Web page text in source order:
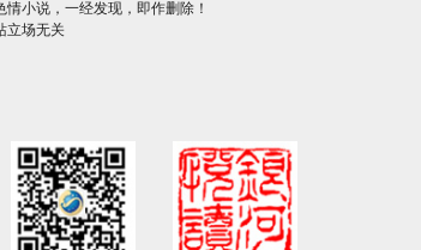
小说，一经发现，即作删除！
立场无关